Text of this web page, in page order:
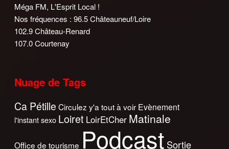
Méga FM, L'Esprit Local !
Nos fréquences : 96.5 Châteauneuf/Loire
102.9 Château-Renard
107.0 Courtenay
Nuage de Tags
Ca Pétille Circulez y'a tout à voir Evènement
l'instant sexo Loiret LoirEtCher Matinale
Office de tourisme Podcast Sortie